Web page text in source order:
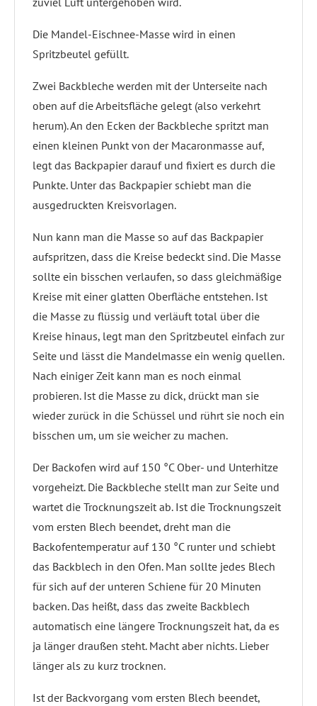
Die Mandel-Eischnee-Masse wird in einen
Spritzbeutel gefüllt.
Zwei Backbleche werden mit der Unterseite nach
oben auf die Arbeitsfläche gelegt (also verkehrt
herum). An den Ecken der Backbleche spritzt man
einen kleinen Punkt von der Macaronmasse auf,
legt das Backpapier darauf und fixiert es durch die
Punkte. Unter das Backpapier schiebt man die
ausgedruckten Kreisvorlagen.
Nun kann man die Masse so auf das Backpapier
aufspritzen, dass die Kreise bedeckt sind. Die Masse
sollte ein bisschen verlaufen, so dass gleichmäßige
Kreise mit einer glatten Oberfläche entstehen. Ist
die Masse zu flüssig und verläuft total über die
Kreise hinaus, legt man den Spritzbeutel einfach zur
Seite und lässt die Mandelmasse ein wenig quellen.
Nach einiger Zeit kann man es noch einmal
probieren. Ist die Masse zu dick, drückt man sie
wieder zurück in die Schüssel und rührt sie noch ein
bisschen um, um sie weicher zu machen.
Der Backofen wird auf 150 °C Ober- und Unterhitze
vorgeheizt. Die Backbleche stellt man zur Seite und
wartet die Trocknungszeit ab. Ist die Trocknungszeit
vom ersten Blech beendet, dreht man die
Backofentemperatur auf 130 °C runter und schiebt
das Backblech in den Ofen. Man sollte jedes Blech
für sich auf der unteren Schiene für 20 Minuten
backen. Das heißt, dass das zweite Backblech
automatisch eine längere Trocknungszeit hat, da es
ja länger draußen steht. Macht aber nichts. Lieber
länger als zu kurz trocknen.
Ist der Backvorgang vom ersten Blech beendet,